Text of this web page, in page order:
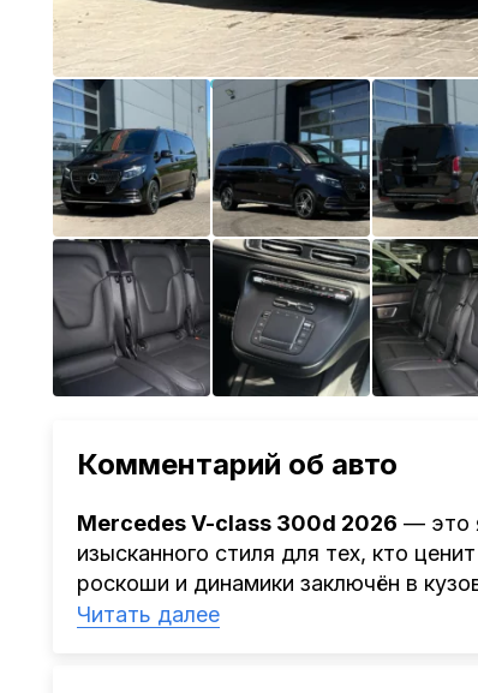
Комментарий об авто
Mercedes V-class 300d 2026 — это
изысканного стиля для тех, кто
роскоши и динамики заключён в
черного цвета, который
Читать далее